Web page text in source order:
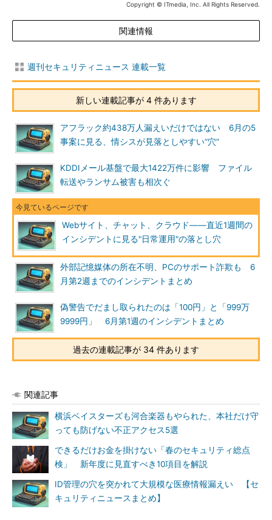
Copyright © ITmedia, Inc. All Rights Reserved.
関連情報
週刊セキュリティニュース 連載一覧
新しい連載記事が 4 件あります
アフラック約438万人漏えいだけではない 6月の5
事案に見る、情シスが見落としやすい“穴”
KDDIメール基盤で最大1422万件に影響 ファイル
転送やランサム被害も相次ぐ
Webサイト、チャット、クラウド――直近1週間の
インシデントに見る"日常運用"の落とし穴
外部記憶媒体の所在不明、PCのサポート詐欺も 6
月第2週までのインシデントまとめ
偽警告でだまし取られたのは「100円」と「999万
9999円」 6月第1週のインシデントまとめ
過去の連載記事が 34 件あります
関連記事
横浜ベイスターズも河合楽器もやられた、本社だけ守
っても防げない不正アクセス5選
できるだけお金を掛けない「春のセキュリティ総点
検」 新年度に見直すべき10項目を解説
ID管理の穴を突かれて大規模な医療情報漏えい 【セ
キュリティニュースまとめ】